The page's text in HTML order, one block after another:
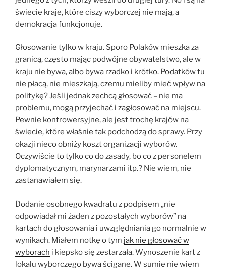
świecie kraje, które ciszy wyborczej nie mają, a
demokracja funkcjonuje.
Głosowanie tylko w kraju. Sporo Polaków mieszka za
granicą, często mając podwójne obywatelstwo, ale w
kraju nie bywa, albo bywa rzadko i krótko. Podatków tu
nie płacą, nie mieszkają, czemu mieliby mieć wpływ na
politykę? Jeśli jednak zechcą głosować – nie ma
problemu, mogą przyjechać i zagłosować na miejscu.
Pewnie kontrowersyjne, ale jest trochę krajów na
świecie, które właśnie tak podchodzą do sprawy. Przy
okazji nieco obniży koszt organizacji wyborów.
Oczywiście to tylko co do zasady, bo co z personelem
dyplomatycznym, marynarzami itp.? Nie wiem, nie
zastanawiałem się.
Dodanie osobnego kwadratu z podpisem „nie
odpowiadał mi żaden z pozostałych wyborów” na
kartach do głosowania i uwzględniania go normalnie w
wynikach. Miałem notkę o tym jak nie głosować w
wyborach i kiepsko się zestarzała. Wynoszenie kart z
lokalu wyborczego bywa ścigane. W sumie nie wiem